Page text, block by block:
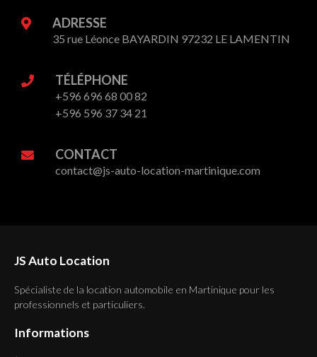
ADRESSE
35 rue Léonce BAYARDIN 97232 LE LAMENTIN
TÉLÉPHONE
+596 696 68 00 82
+596 596 37 34 21
CONTACT
contact@js-auto-location-martinique.com
JS Auto Location
Spécialiste de la location automobile en Martinique pour les
professionnels et particuliers.
Informations